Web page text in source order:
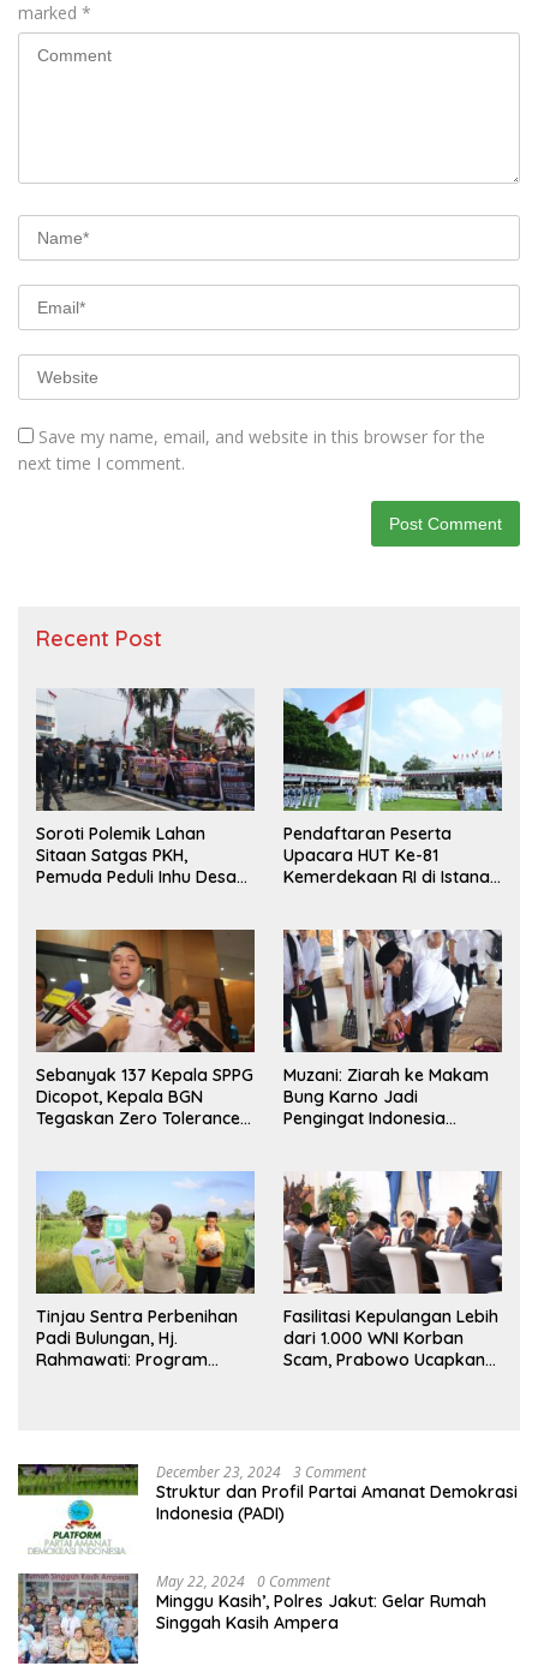
marked *
Save my name, email, and website in this browser for the
next time I comment.
Recent Post
Soroti Polemik Lahan
Sitaan Satgas PKH,
Pemuda Peduli Inhu Desak
Pendaftaran Peserta
Upacara HUT Ke-81
Kemerdekaan RI di Istana
Sebanyak 137 Kepala SPPG
Dicopot, Kepala BGN
Tegaskan Zero Tolerance
Muzani: Ziarah ke Makam
Bung Karno Jadi
Pengingat Indonesia
Tinjau Sentra Perbenihan
Padi Bulungan, Hj.
Rahmawati: Program
Fasilitasi Kepulangan Lebih
dari 1.000 WNI Korban
Scam, Prabowo Ucapkan
December 23, 2024 3 Comment
Struktur dan Profil Partai Amanat Demokrasi
Indonesia (PADI)
May 22, 2024 0 Comment
Minggu Kasih’, Polres Jakut: Gelar Rumah
Singgah Kasih Ampera